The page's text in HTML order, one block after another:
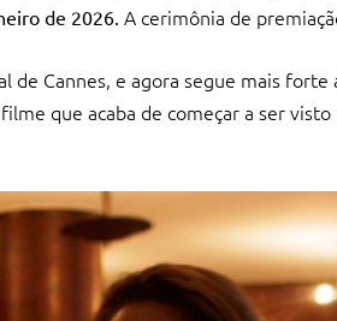
de 2026. A cerimônia de
de Cannes, e agora segue mais
que acaba de começar a ser